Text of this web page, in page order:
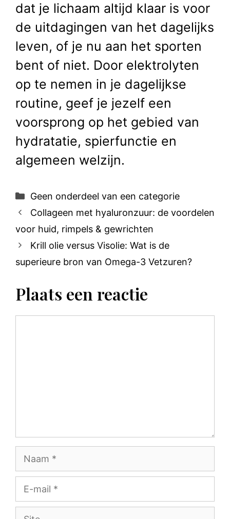
dat je lichaam altijd klaar is voor
de uitdagingen van het dagelijks
leven, of je nu aan het sporten
bent of niet. Door elektrolyten
op te nemen in je dagelijkse
routine, geef je jezelf een
voorsprong op het gebied van
hydratatie, spierfunctie en
algemeen welzijn.
Categorieën
Geen onderdeel van een categorie
Collageen met hyaluronzuur: de voordelen
voor huid, rimpels & gewrichten
Krill olie versus Visolie: Wat is de
superieure bron van Omega-3 Vetzuren?
Plaats een reactie
Site